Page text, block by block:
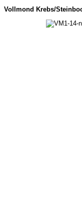
Vollmond Krebs/